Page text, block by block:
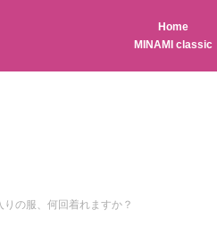
Home
MINAMI classic
の服、何回着れますか？